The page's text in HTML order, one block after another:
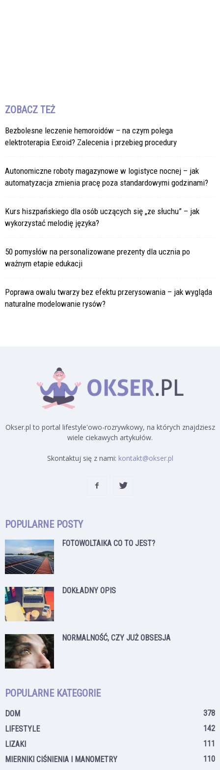
ZOBACZ TEŻ
Bezbolesne leczenie hemoroidów – na czym polega
elektroterapia Exroid? Zalecenia i przebieg procedury
Autonomiczne roboty magazynowe w logistyce nocnej – jak
automatyzacja zmienia pracę poza standardowymi godzinami?
Kurs hiszpańskiego dla osób uczących się „ze słuchu” – jak
wykorzystać melodię języka?
50 pomysłów na personalizowane prezenty dla ucznia po
ważnym etapie edukacji
Poprawa owalu twarzy bez efektu przerysowania – jak wygląda
naturalne modelowanie rysów?
Okser.pl to portal lifestyle'owo-rozrywkowy, na których znajdziesz
wiele ciekawych artykułów.
Skontaktuj się z nami: kontakt@okser.pl
POPULARNE POSTY
FOTOWOLTAIKA CO TO JEST?
DOKŁADNY OPIS
NORMALNOŚĆ, CZY JUŻ OBSESJA
POPULARNE KATEGORIE
DOM
378
LIFESTYLE
142
LIZAKI
111
MIERNIKI CIŚNIENIA I MANOMETRY
110